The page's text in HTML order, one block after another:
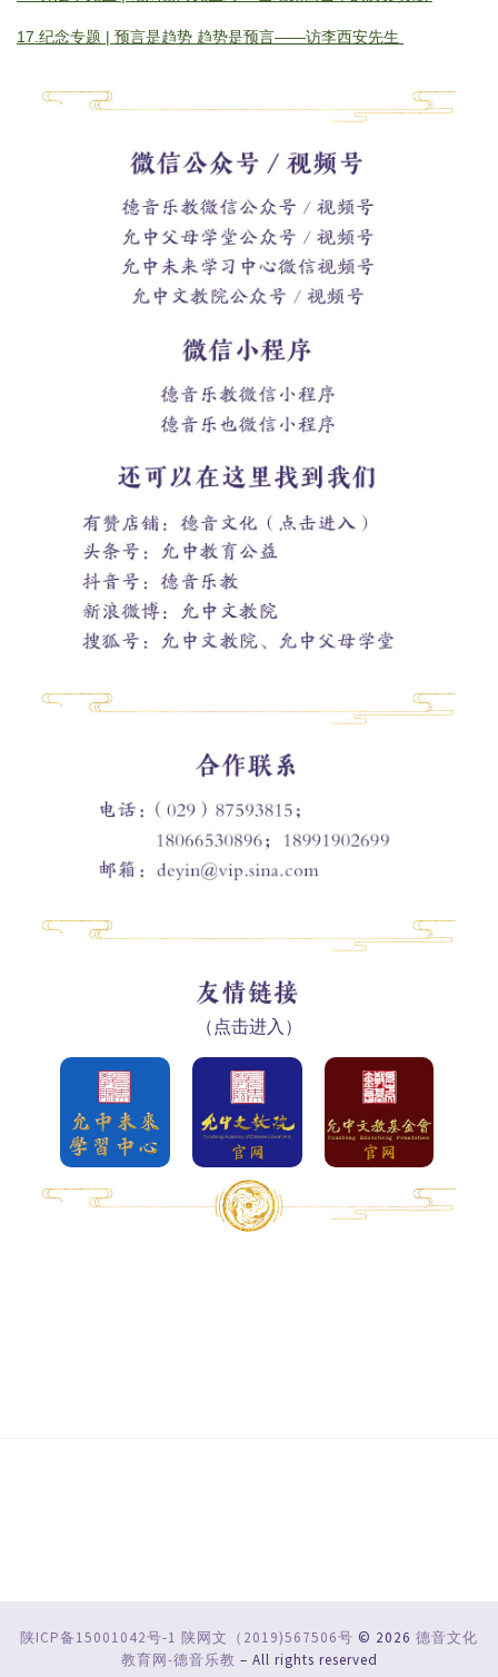
17.纪念专题 | 预言是趋势 趋势是预言——访李西安先生
（点击进入）
陕ICP备15001042号-1 陕网文（2019)567506号 © 2026 德音文化
教育网-德音乐教 – All rights reserved